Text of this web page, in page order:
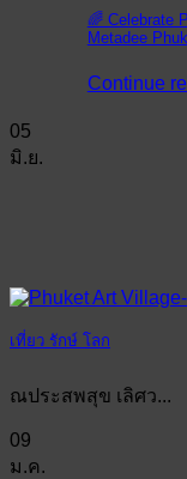
🌈 Celebrate
Metadee
Continue
05
มิ.ย.
เที่ยว รักษ์ โลก
ณประสพสุข เลิศว...
09
ม.ค.